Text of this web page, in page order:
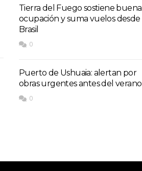
Tierra del Fuego sostiene buena
ocupación y suma vuelos desde
Brasil
0
Puerto de Ushuaia: alertan por
obras urgentes antes del verano
0